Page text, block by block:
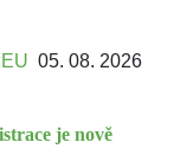
05. 08. 2026
je nově